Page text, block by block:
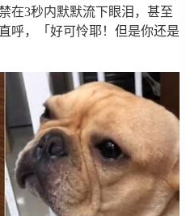
在3秒内默默流下眼泪，甚至
呼，「好可怜耶！但是你还是